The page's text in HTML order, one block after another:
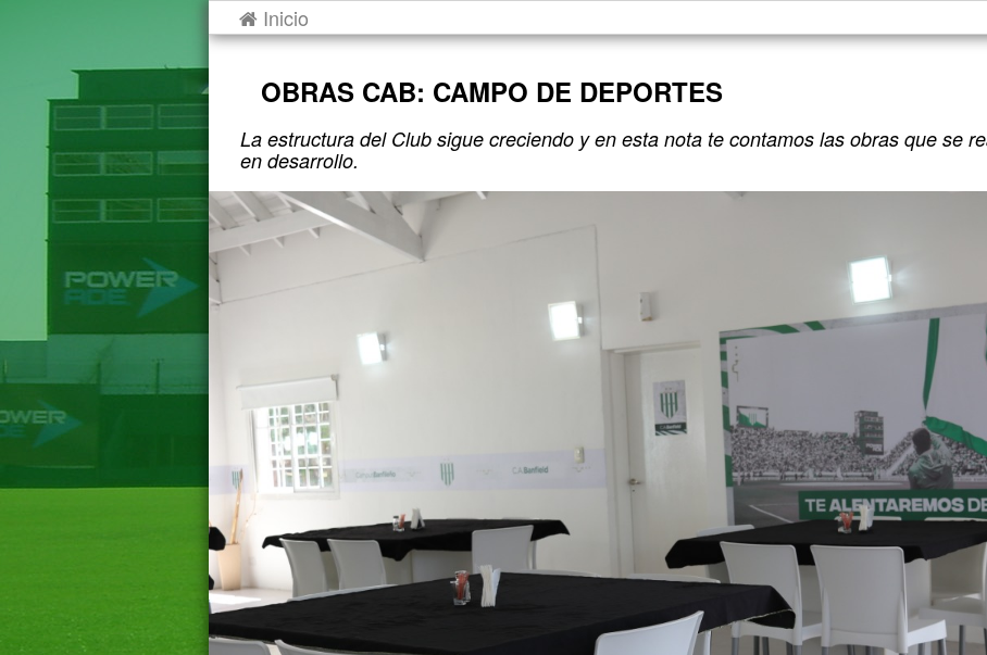
Inicio
OBRAS CAB: CAMPO DE DEPORTES
La estructura del Club sigue creciendo y en esta nota te contamos las obras que se
en desarrollo.